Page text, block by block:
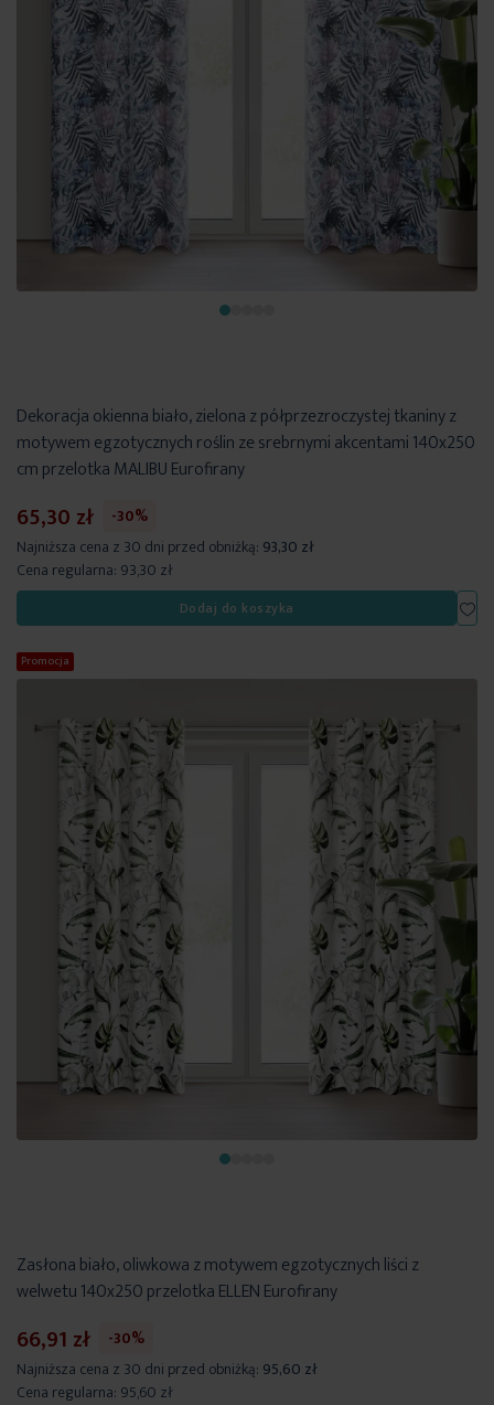
Dekoracja okienna biało, zielona z półprzezroczystej tkaniny z
motywem egzotycznych roślin ze srebrnymi akcentami 140x250
cm przelotka MALIBU Eurofirany
65,30 zł
-30%
Najniższa cena z 30 dni przed obniżką: 93,30 zł
Cena regularna: 93,30 zł
Dodaj do koszyka
Promocja
Zasłona biało, oliwkowa z motywem egzotycznych liści z
welwetu 140x250 przelotka ELLEN Eurofirany
66,91 zł
-30%
Najniższa cena z 30 dni przed obniżką: 95,60 zł
Cena regularna: 95,60 zł